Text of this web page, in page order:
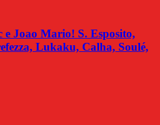
Joao Mario! S. Esposito,
Lukaku, Calha, Soulé,